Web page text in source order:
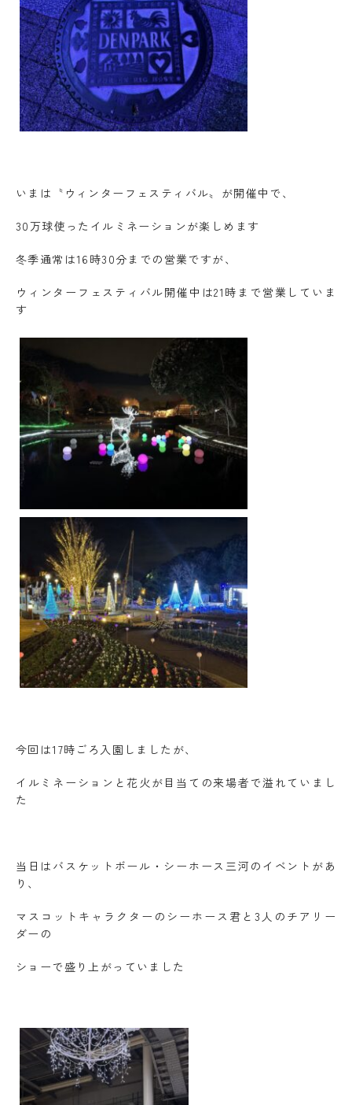
いまは〝ウィンターフェスティバル〟が開催中で、
30万球使ったイルミネーションが楽しめます
冬季通常は16時30分までの営業ですが、
ウィンターフェスティバル開催中は21時まで営業していま
す
今回は17時ごろ入園しましたが、
イルミネーションと花火が目当ての来場者で溢れていまし
た
当日はバスケットボール・シーホース三河のイベントがあ
り、
マスコットキャラクターのシーホース君と3人のチアリー
ダーの
ショーで盛り上がっていました